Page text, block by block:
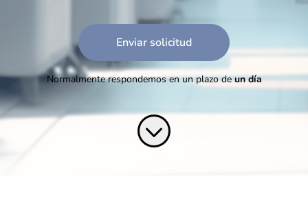
Enviar solicitud
Normalmente respondemos en un plazo deun día